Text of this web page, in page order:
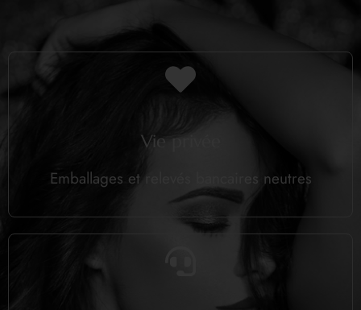
Vie privée
Emballages et relevés bancaires neutres